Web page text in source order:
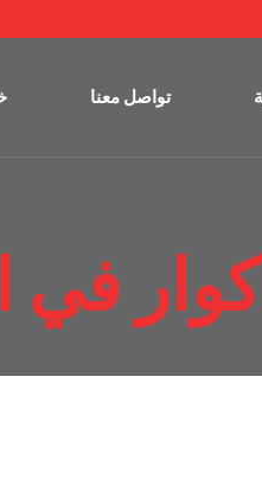
تواصل معنا
في